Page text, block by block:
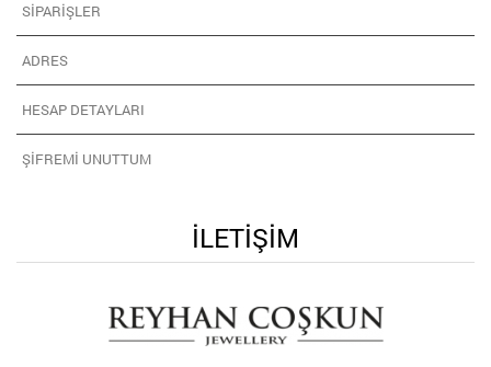
SIPARIŞLER
ADRES
HESAP DETAYLARI
ŞIFREMI UNUTTUM
İLETIŞIM